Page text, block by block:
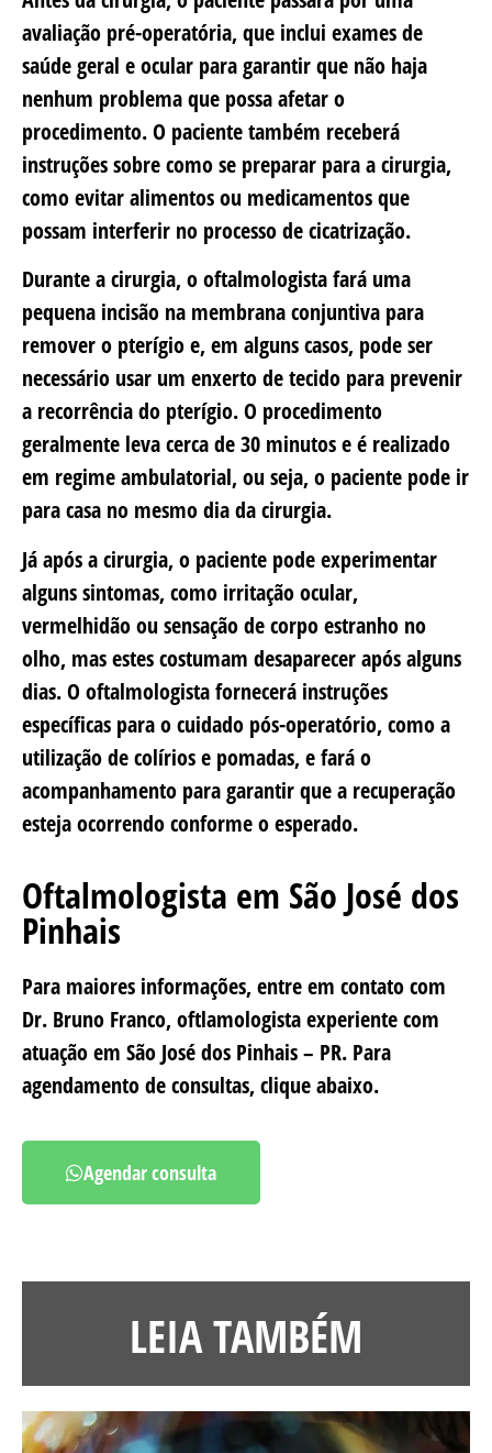
avaliação pré-operatória, que inclui exames de
saúde geral e ocular para garantir que não haja
nenhum problema que possa afetar o
procedimento. O paciente também receberá
instruções sobre como se preparar para a cirurgia,
como evitar alimentos ou medicamentos que
possam interferir no processo de cicatrização.
Durante a cirurgia, o oftalmologista fará uma
pequena incisão na membrana conjuntiva para
remover o pterígio e, em alguns casos, pode ser
necessário usar um enxerto de tecido para prevenir
a recorrência do pterígio. O procedimento
geralmente leva cerca de 30 minutos e é realizado
em regime ambulatorial, ou seja, o paciente pode ir
para casa no mesmo dia da cirurgia.
Já após a cirurgia, o paciente pode experimentar
alguns sintomas, como irritação ocular,
vermelhidão ou sensação de corpo estranho no
olho, mas estes costumam desaparecer após alguns
dias. O oftalmologista fornecerá instruções
específicas para o cuidado pós-operatório, como a
utilização de colírios e pomadas, e fará o
acompanhamento para garantir que a recuperação
esteja ocorrendo conforme o esperado.
Oftalmologista em São José dos
Pinhais
Para maiores informações, entre em contato com
Dr. Bruno Franco, oftlamologista experiente com
atuação em São José dos Pinhais – PR. Para
agendamento de consultas, clique abaixo.
Agendar consulta
LEIA TAMBÉM